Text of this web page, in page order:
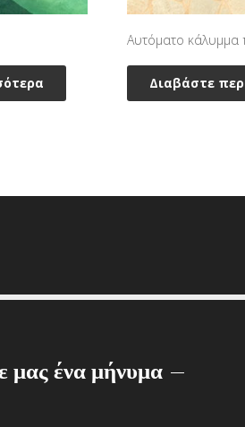
Αυτόματο κάλυμμα
Διαβάστε
μας ένα μήνυμα